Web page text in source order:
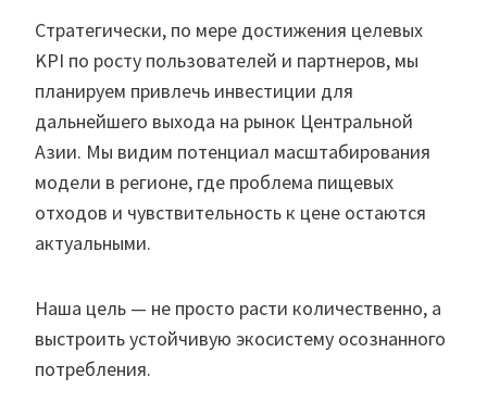
Стратегически, по мере достижения целевых
KPI по росту пользователей и партнеров, мы
планируем привлечь инвестиции для
дальнейшего выхода на рынок Центральной
Азии. Мы видим потенциал масштабирования
модели в регионе, где проблема пищевых
отходов и чувствительность к цене остаются
актуальными.
Наша цель — не просто расти количественно, а
выстроить устойчивую экосистему осознанного
потребления.